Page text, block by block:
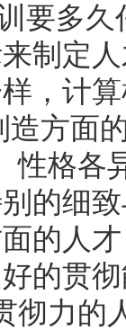
要多久
制定
，计
方面
性格各
的细
的人
的贯
彻力的